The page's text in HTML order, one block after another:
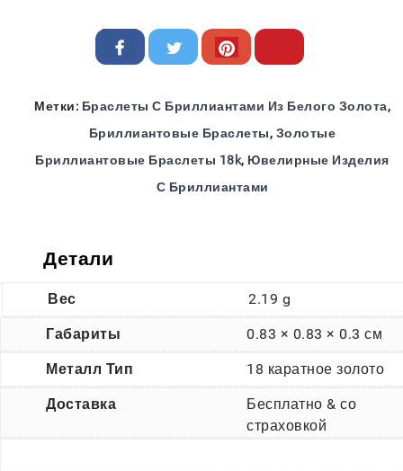
Метки: Браслеты С Бриллиантами Из Белого Золота,
Бриллиантовые Браслеты, Золотые
Бриллиантовые Браслеты 18k, Ювелирные Изделия
С Бриллиантами
Детали
Вес 2.19 g
Габариты 0.83 × 0.83 × 0.3 см
Металл Тип 18 каратное золото
Доставка
Бесплатно & со
страховкой